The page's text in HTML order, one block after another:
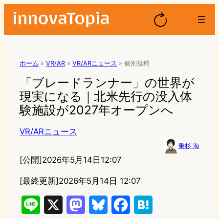
ホーム » VR/AR » VR/ARニュース » 個別投稿
「ブレードランナー」の世界が
現実になる｜北米先行の没入体
験施設が2027年オープンへ
VR/ARニュース
乗杉 海
[公開]2026年5月14日12:07
[最終更新]2026年5月14日 12:07